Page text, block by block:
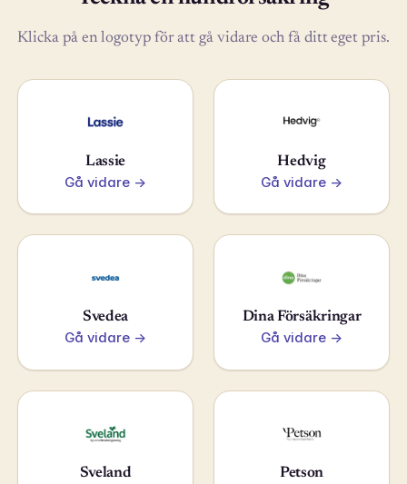
Klicka på en logotyp för att gå vidare och få ditt eget pris.
Lassie
Gå vidare →
Hedvig
Gå vidare →
Svedea
Gå vidare →
Dina Försäkringar
Gå vidare →
Sveland Petson